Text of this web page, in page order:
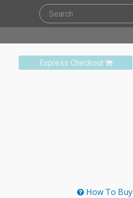
Express Checkout
How To Buy